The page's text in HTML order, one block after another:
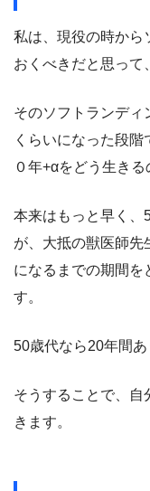
私は、現役の時から
おくべきだと思って
そのソフトランディ
くらいになった段階
０年+αをどう生きる
本来はもっと早く、
が、大抵の獣医師先
になるまでの期間を
す。
50歳代なら20年間あ
そうすることで、自
きます。